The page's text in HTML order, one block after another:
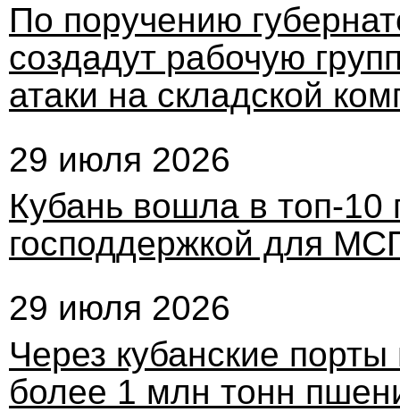
По поручению
создадут рабочую
атаки на складской
29 июля 2026
Кубань вошла в топ-
господдержкой для
29 июля 2026
Через кубанские
более 1 млн тонн